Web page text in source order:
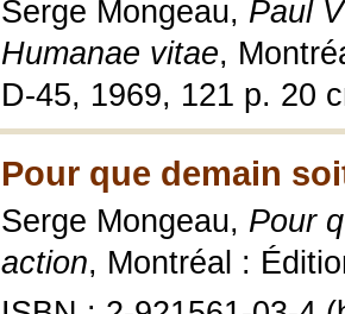
Serge Mongeau, Paul
Humanae vitae,
D-45, 1969, 121 p. 20
Pour que demain
Serge Mongeau, Pour
action, Montréal :